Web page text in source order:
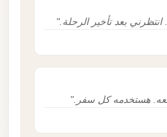
بعد تأخير الرحلة."
هستخدمه كل سفر."